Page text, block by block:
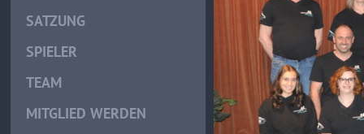
SATZUNG
SPIELER
TEAM
MITGLIED WERDEN